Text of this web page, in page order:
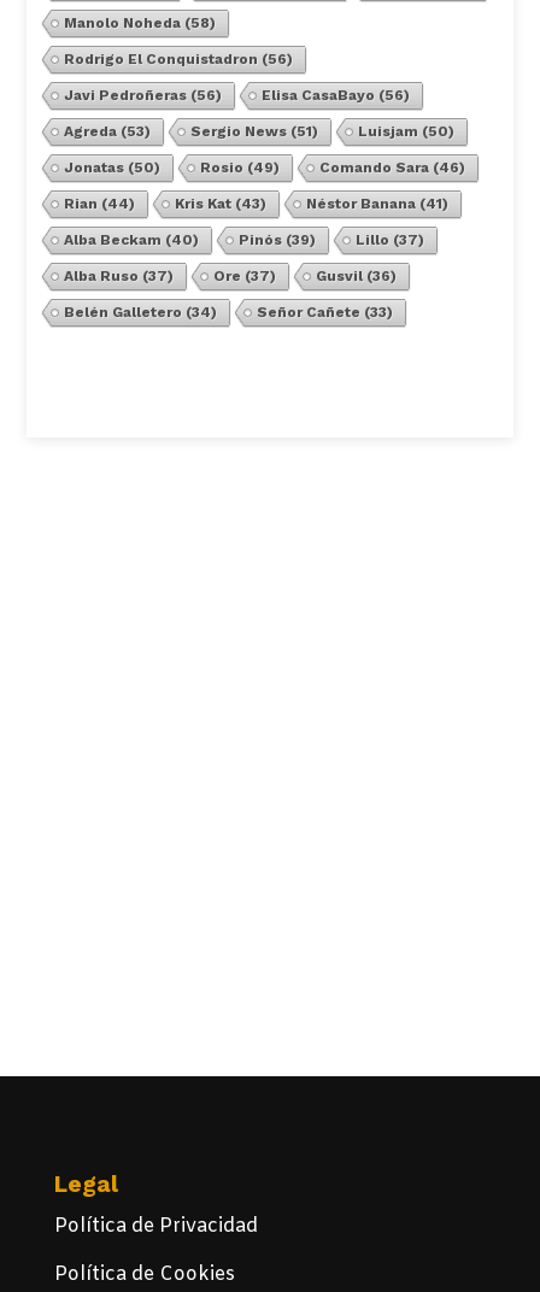
Manolo Noheda(58)
Rodrigo El Conquistadron (56)
Javi Pedroñeras(56) Elisa CasaBayo (56)
Agreda(53) Sergio News(51) Luisjam (50)
Jonatas(50) Rosio (49) Comando Sara(46)
Rian (44) Kris Kat(43) Néstor Banana(41)
Alba Beckam (40) Pinós(39) Lillo (37)
Alba Ruso (37) Ore (37) Gusvil(36)
Belén Galletero (34) Señor Cañete (33)
Legal
Política de Privacidad
Política de Cookies